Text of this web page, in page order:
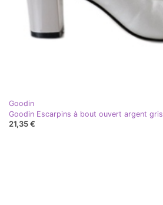
Goodin
Goodin Escarpins à bout ouvert argent gris
21,35 €